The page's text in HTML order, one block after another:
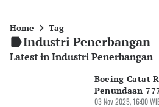
Home Tag
Industri Penerbangan
Latest in Industri Penerbangan
Boeing Catat
Penundaan
03 Nov 2025, 16:00